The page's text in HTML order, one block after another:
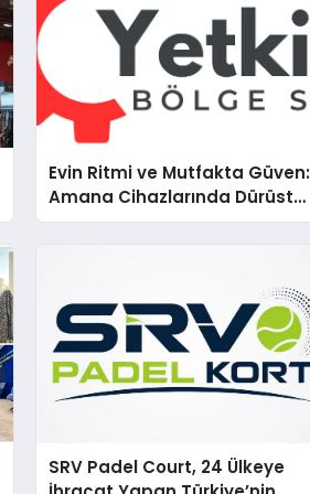
Evin Ritmi ve Mutfakta Güven:
Amana Cihazlarında Dürüst
Teknik Destek Deneyimi
SRV Padel Court, 24 Ülkeye